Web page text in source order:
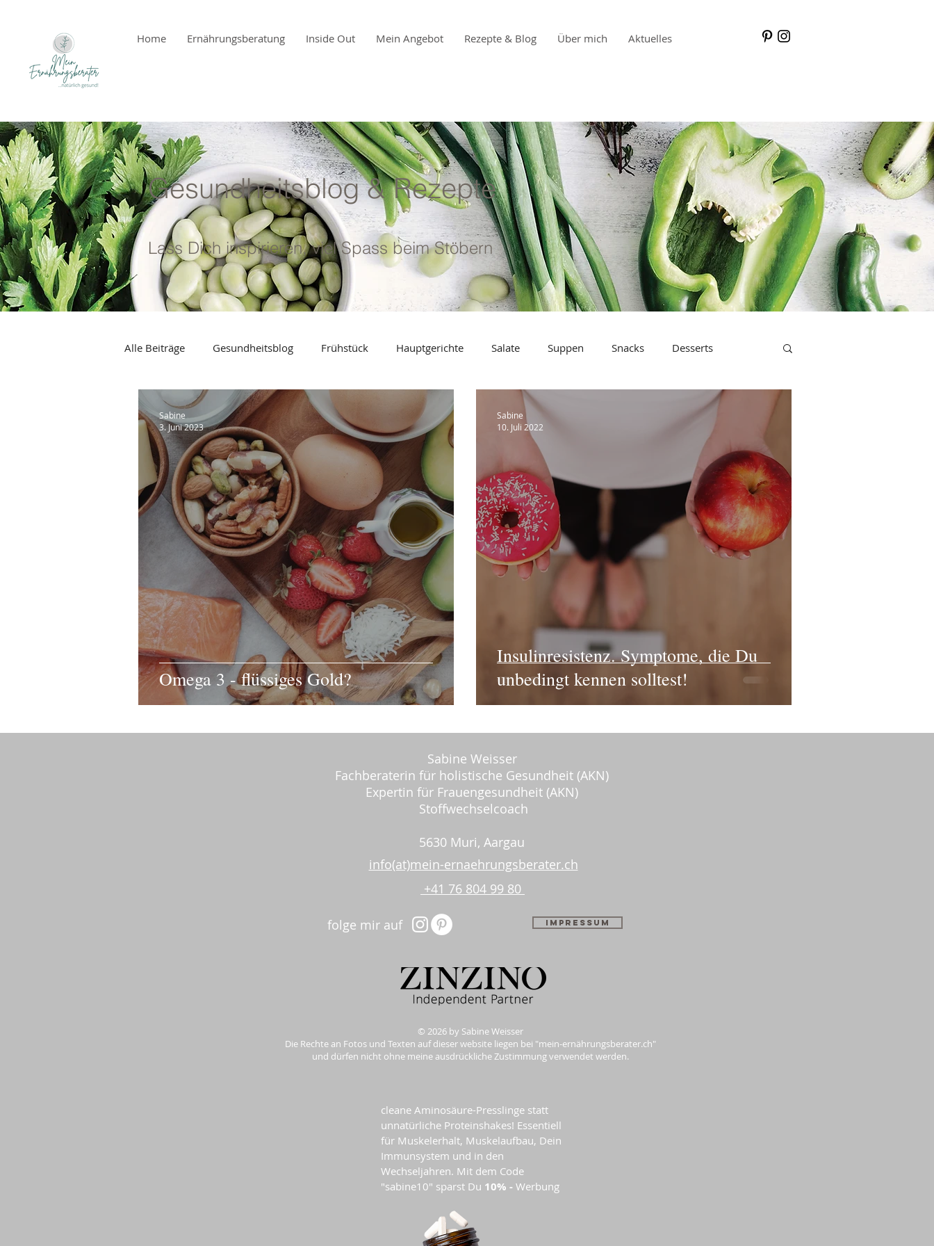
Home Ernährungsberatung Inside Out Mein Angebot Rezepte & Blog Über mich Aktuelles
Gesundheitsblog & Rezepte
Lass Dich inspirieren, viel Spass beim Stöbern
Alle Beiträge Gesundheitsblog Frühstück Hauptgerichte Salate Suppen Snacks Desserts
vegetarisch vegan Dips & Saucen Geschenke aus der Küche glutenfrei
Omega 3 - flüssiges Gold?
Sabine
3. Juni 2023
Insulinresistenz. Symptome, die Du
unbedingt kennen solltest!
Sabine
10. Juli 2022
ALISON KNIGHT
Sabine Weisser
Fachberaterin für holistische Gesundheit (AKN)
Expertin für Frauengesundheit (AKN)
Stoffwechselcoach
5630 Muri, Aargau
info(at)mein-ernaehrungsberater.ch
+41 76 804 99 80
folge mir auf Impressum
© 2026 by Sabine Weisser
Die Rechte an Fotos und Texten auf dieser website liegen bei "mein-ernährungsberater.ch"
und dürfen nicht ohne meine ausdrückliche Zustimmung verwendet werden.
cleane Aminosäure-Presslinge statt
unnatürliche Proteinshakes! Essentiell
für Muskelerhalt, Muskelaufbau, Dein
Immunsystem und in den
Wechseljahren. Mit dem Code
"sabine10" sparst Du 10% - Werbung